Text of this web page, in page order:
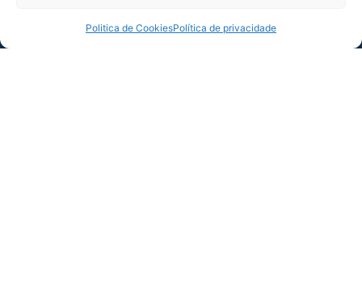
Politica de CookiesPolítica de privacidade